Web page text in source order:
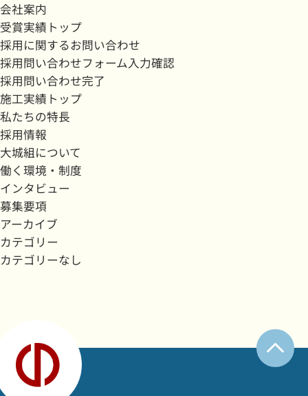
会社案内
受賞実績トップ
採用に関するお問い合わせ
採用問い合わせフォーム入力確認
採用問い合わせ完了
施工実績トップ
私たちの特長
採用情報
大城組について
働く環境・制度
インタビュー
募集要項
アーカイブ
カテゴリー
カテゴリーなし